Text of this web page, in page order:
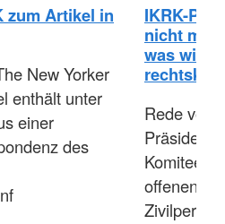
zum Artikel in
New Yorker
enthält unter
einer
des
IKRK-
nicht
was wir
Rede von
Komitees
offenen